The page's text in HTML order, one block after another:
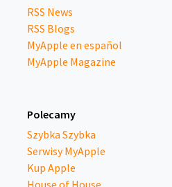
RSS News
RSS Blogs
MyApple en español
MyApple Magazine
Polecamy
Szybka Szybka
Serwisy MyApple
Kup Apple